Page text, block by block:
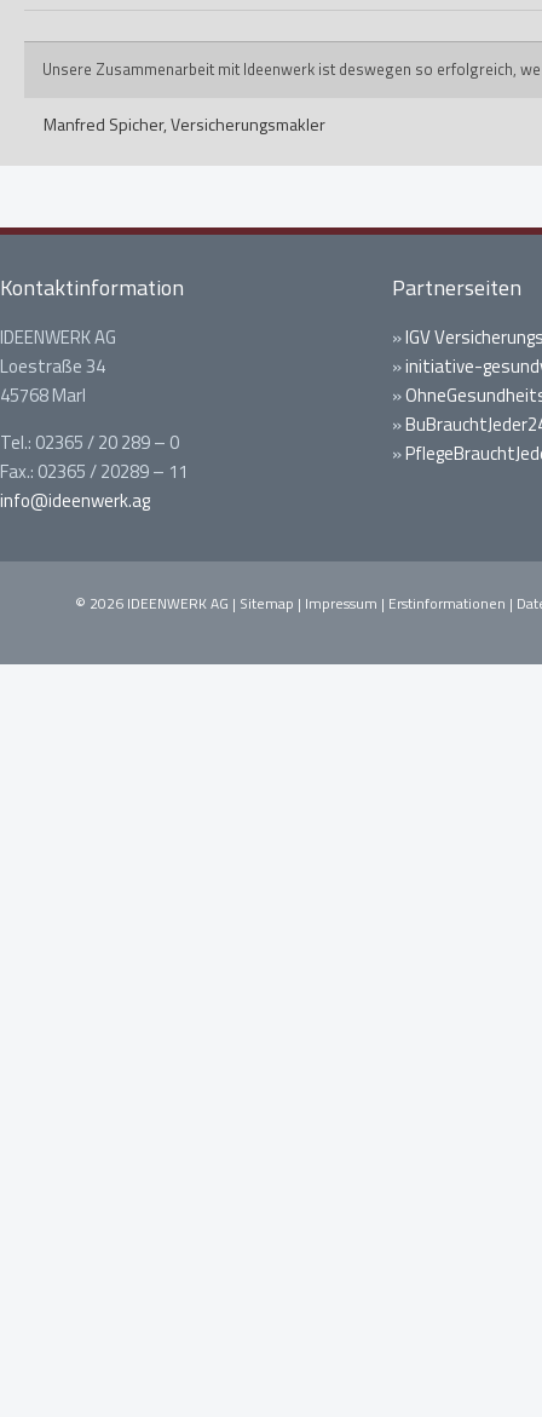
Unsere Zusammenarbeit mit Ideenwerk ist deswegen so erfolgreich,
Manfred Spicher,Versicherungsmakler
Kontaktinformation
IDEENWERK AG
Loestraße 34
45768 Marl
Tel.: 02365 / 20 289 – 0
Fax.: 02365 / 20289 – 11
info@ideenwerk.ag
Partnerseiten
»IGV
»initiative-
»
»
»
© 2026 IDEENWERK AG | Sitemap | Impressum | Erstinformationen |